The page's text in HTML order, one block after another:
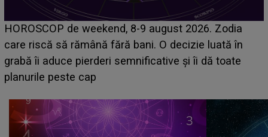
Emanuel a ținut ACEST DETALIU ASCUNS până
acum! În fața Alexandrei, concurentul din Casa Iubirii
face o MĂRTURISIRE NEAȘTEPTATĂ despre mama
sa: "I-am spus și ei în față, eu nu te iubesc pentru